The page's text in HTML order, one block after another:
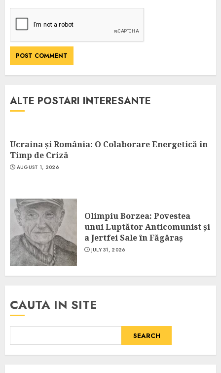
ALTE POSTARI INTERESANTE
Ucraina și România: O Colaborare Energetică în
Timp de Criză
AUGUST 1, 2026
Olimpiu Borzea: Povestea
unui Luptător Anticomunist și
a Jertfei Sale în Făgăraș
JULY 31, 2026
CAUTA IN SITE
SEARCH